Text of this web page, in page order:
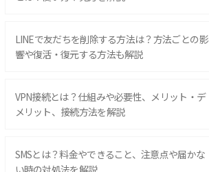
LINEで友だちを削除する方法は？方法ごとの影
響や復活・復元する方法も解説
VPN接続とは？仕組みや必要性、メリット・デ
メリット、接続方法を解説
SMSとは？料金やできること、注意点や届かな
い時の対処法を解説